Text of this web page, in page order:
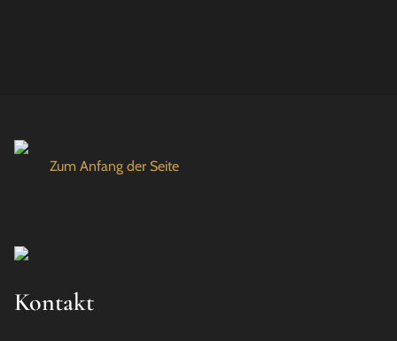
Zum Anfang der Seite
Kontakt